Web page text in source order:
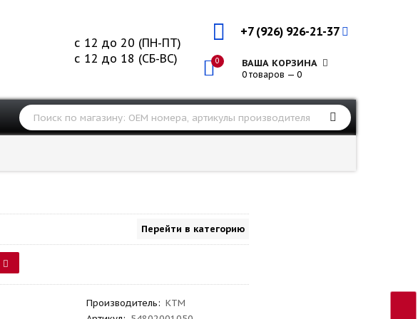
+7 (926) 926-21-37
0 ВАША КОРЗИНА
0 товаров — 0
с 12 до 20 (ПН-ПТ)
с 12 до 18 (СБ-ВС)
Перейти в категорию
Производитель: KTM